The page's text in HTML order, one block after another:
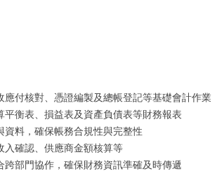
付核對、憑證編製及總帳登記等基礎會計作業
衡表、損益表及資產負債表等財務報表
料，確保帳務合規性與完整性
入確認、供應商金額核算等
部門協作，確保財務資訊準確及時傳遞